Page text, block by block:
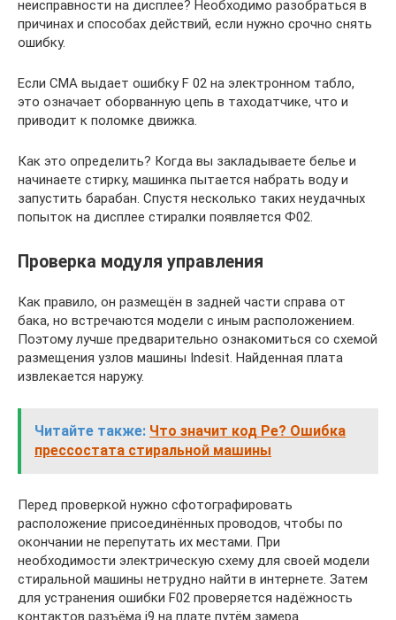
неисправности на дисплее? Необходимо разобраться в
причинах и способах действий, если нужно срочно снять
ошибку.
Если СМА выдает ошибку F 02 на электронном табло,
это означает оборванную цепь в таходатчике, что и
приводит к поломке движка.
Как это определить? Когда вы закладываете белье и
начинаете стирку, машинка пытается набрать воду и
запустить барабан. Спустя несколько таких неудачных
попыток на дисплее стиралки появляется Ф02.
Проверка модуля управления
Как правило, он размещён в задней части справа от
бака, но встречаются модели с иным расположением.
Поэтому лучше предварительно ознакомиться со схемой
размещения узлов машины Indesit. Найденная плата
извлекается наружу.
Читайте также: Что значит код Pe? Ошибка
прессостата стиральной машины
Перед проверкой нужно сфотографировать
расположение присоединённых проводов, чтобы по
окончании не перепутать их местами. При
необходимости электрическую схему для своей модели
стиральной машины нетрудно найти в интернете. Затем
для устранения ошибки F02 проверяется надёжность
контактов разъёма j9 на плате путём замера